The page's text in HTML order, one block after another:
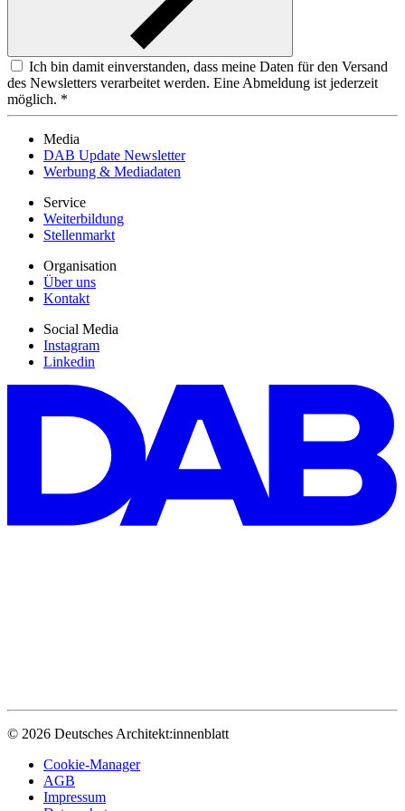
Ich bin damit einverstanden, dass meine Daten für den Versand
des Newsletters verarbeitet werden. Eine Abmeldung ist jederzeit
möglich. *
Media
DAB Update Newsletter
Werbung & Mediadaten
Service
Weiterbildung
Stellenmarkt
Organisation
Über uns
Kontakt
Social Media
Instagram
Linkedin
© 2026 Deutsches Architekt:innenblatt
Cookie-Manager
AGB
Impressum